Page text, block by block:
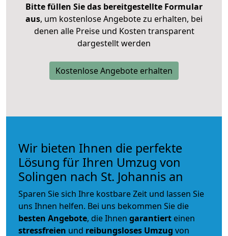
Bitte füllen Sie das bereitgestellte Formular
aus, um kostenlose Angebote zu erhalten, bei
denen alle Preise und Kosten transparent
dargestellt werden
Kostenlose Angebote erhalten
Wir bieten Ihnen die perfekte
Lösung für Ihren Umzug von
Solingen nach St. Johannis an
Sparen Sie sich Ihre kostbare Zeit und lassen Sie
uns Ihnen helfen. Bei uns bekommen Sie die
besten Angebote, die Ihnen garantiert einen
stressfreien und reibungsloses Umzug von